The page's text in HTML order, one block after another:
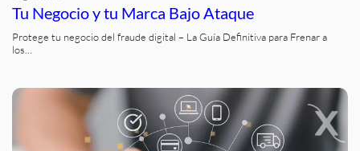
Tu Negocio y tu Marca Bajo Ataque
Protege tu negocio del fraude digital – La Guía Definitiva para Frenar a
los…